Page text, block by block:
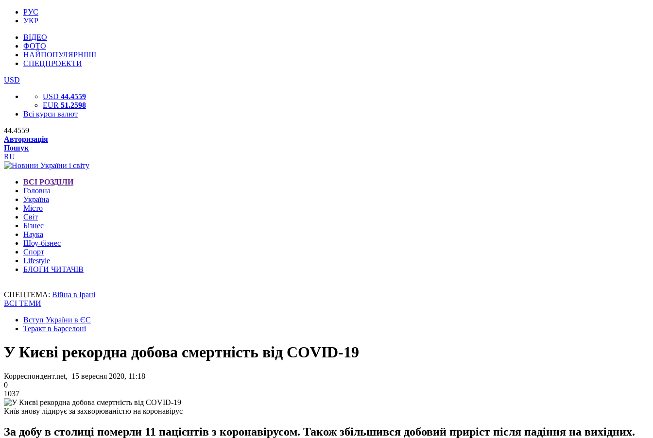
РУС
УКР
ВІДЕО
ФОТО
НАЙПОПУЛЯРНІШІ
СПЕЦПРОЕКТИ
USD
USD 44.4559
EUR 51.2598
Всі курси валют
44.4559
Авторизація
Пошук
RU
ВСІ РОЗДІЛИ
Головна
Україна
Місто
Світ
Бізнес
Наука
Шоу-бізнес
Спорт
Lifestyle
БЛОГИ ЧИТАЧІВ
СПЕЦТЕМА: Війна в Ірані
ВСІ ТЕМИ
Вступ України в ЄС
Теракт в Барселоні
У Києві рекордна добова смертність від COVID-19
Корреспондент.net, 15 вересня 2020, 11:18
0
1037
Київ знову лідирує за захворюваністю на коронавірус
За добу в столиці померли 11 пацієнтів з коронавірусом. Також збільшився добовий приріст після падіння на вихідних.